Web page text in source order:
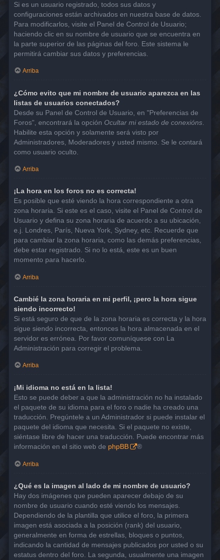
Si es un usuario registrado, todos sus datos y
configuraciones están archivados en nuestra base de datos.
Para modificarlos, visite el Panel de Control de Usuario;
haciendo clic en su nombre de usuario que se encuentra en
la parte superior de las páginas del foro. Este sistema le
permitirá cambiar sus datos y preferencias.
Arriba
¿Cómo evito que mi nombre de usuario aparezca en las
listas de usuarios conectados?
Desde su Panel de Control de Usuario, en "Preferencias de
Foros", encontrará la opción Ocultar mi estado de conexións
Habilite esta opción y solamente será visto por
Administradores, Moderadores y usted mismo. Se le contará
como usuario oculto.
Arriba
¡La hora en los foros no es correcta!
Es posible que esté viendo la hora correspondiente a otra
zona horaria. Si este es el caso, visite el Panel de Control de
Usuario y defina su zona horaria de acuerdo a su ubicación,
e.j. Londres, París, Nueva York, Sydney, etc. Recuerde que
para cambiar la zona horaria, como las demás preferencias,
debe estar registrado. Si no lo está, este es un buen
momento para hacerlo.
Arriba
Cambié la zona horaria en mi perfil, ¡pero la hora sigue
siendo incorrecto!
Si está seguro de que de la zona horaria es correcta y la hora
sigue siendo incorrecta, entonces la hora almacenada en el
servidor es errónea. Por favor comuníquese con La
Administración para corregir el problema.
Arriba
¡Mi idioma no está en la lista!
Esto se puede deber a que la administración no ha instalado
el paquete de su idioma para el foro o nadie ha creado una
traducción. Pregúntele a un Administrador si puede instalar el
paquete del idioma que necesita. Si el paquete no existe,
siéntase libre de hacer una traducción. Puede encontrar más
información en el sitio web de phpBB ®
Arriba
¿Qué es la imagen al lado de mi nombre de usuario?
Hay dos imágenes que pueden aparecer debajo de su
nombre de usuario cuando esté viendo los mensajes.
Dependiendo de la plantilla que utilice el foro, la primera
imagen está asociada a la posición (rank) del usuario,
generalmente en forma de estrellas, bloques o puntos,
indicando la cantidad de mensajes publicados por usted o su
estatus dentro del foro. La segunda, usualmente una imagen